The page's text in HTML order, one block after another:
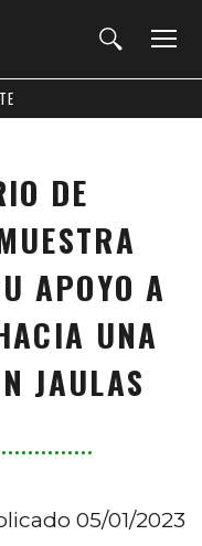
DE
APOYO A
UNA
JAULAS
05/01/2023